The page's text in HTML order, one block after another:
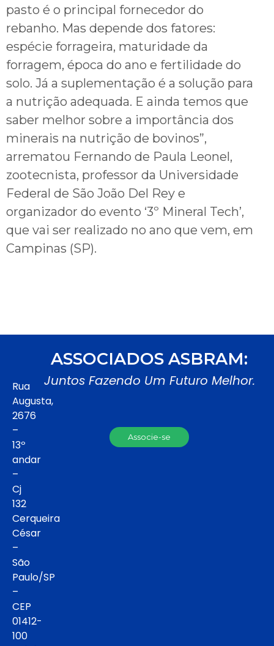
pasto é o principal fornecedor do
rebanho. Mas depende dos fatores:
espécie forrageira, maturidade da
forragem, época do ano e fertilidade do
solo. Já a suplementação é a solução para
a nutrição adequada. E ainda temos que
saber melhor sobre a importância dos
minerais na nutrição de bovinos”,
arrematou Fernando de Paula Leonel,
zootecnista, professor da Universidade
Federal de São João Del Rey e
organizador do evento ‘3º Mineral Tech’,
que vai ser realizado no ano que vem, em
Campinas (SP).
Rua
Augusta,
2676
–
13º
andar
–
Cj
132
Cerqueira
César
–
São
Paulo/SP
–
CEP
01412-
100
ASSOCIADOS ASBRAM:
Juntos Fazendo Um Futuro Melhor.
Associe-se